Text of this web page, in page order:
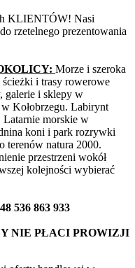
KLIENTÓW! Nasi
rzetelnego prezentowania
Morze i szeroka
i trasy rowerowe
galerie i sklepy w
Kołobrzegu. Labirynt
morskie w
koni i park rozrywki
terenów natura 2000.
przestrzeni wokół
kolejności wybierać
536 863 933
NIE PŁACI PROWIZJI